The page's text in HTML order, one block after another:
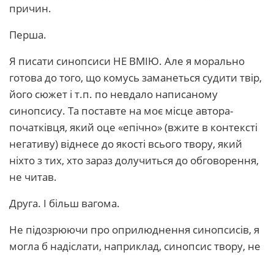
причин.
Перша.
Я писати синопсиси НЕ ВМІЮ. Але я морально
готова до того, що комусь заманеться судити твір,
його сюжет і т.п. по невдало написаному
синопсису. Та поставте на моє місце автора-
початківця, який оце «епічно» (вжите в контексті
негативу) віднесе до якості всього твору, який
ніхто з тих, хто зараз долучиться до обговорення,
не читав.
Друга. І більш вагома.
Не підозрюючи про оприлюднення синопсисів, я
могла б надіслати, наприклад, синопсис твору, не